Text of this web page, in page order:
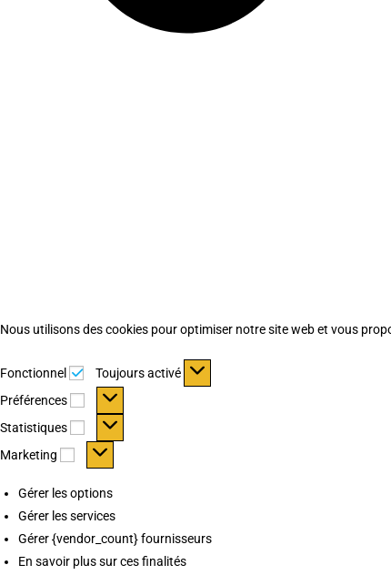
Nous utilisons des cookies pour optimiser notre site web et vous
Fonctionnel Fonctionnel
Toujours activé
Préférences
Préférences
Statistiques Statistiques
Marketing Marketing
Gérer les options
Gérer les services
Gérer {vendor_count} fournisseurs
En savoir plus sur ces finalités